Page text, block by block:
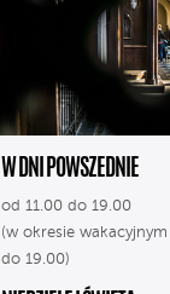
W DNI POWSZEDNIE
od 11.00 do 19.00
(w okresie
do 19.00)